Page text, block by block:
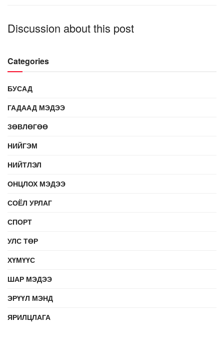
Discussion about this post
Categories
БУСАД
ГАДААД МЭДЭЭ
ЗӨВЛӨГӨӨ
НИЙГЭМ
НИЙТЛЭЛ
ОНЦЛОХ МЭДЭЭ
СОЁЛ УРЛАГ
СПОРТ
УЛС ТӨР
ХҮМҮҮС
ШАР МЭДЭЭ
ЭРҮҮЛ МЭНД
ЯРИЛЦЛАГА